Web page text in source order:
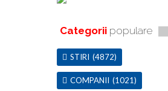
Categorii populare
STIRI (4872)
COMPANII (1021)